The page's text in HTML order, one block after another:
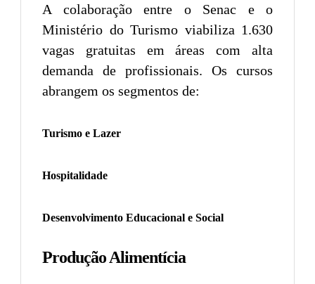
A colaboração entre o Senac e o
Ministério do Turismo viabiliza 1.630
vagas gratuitas em áreas com alta
demanda de profissionais. Os cursos
abrangem os segmentos de:
Turismo e Lazer
Hospitalidade
Desenvolvimento Educacional e Social
Produção Alimentícia